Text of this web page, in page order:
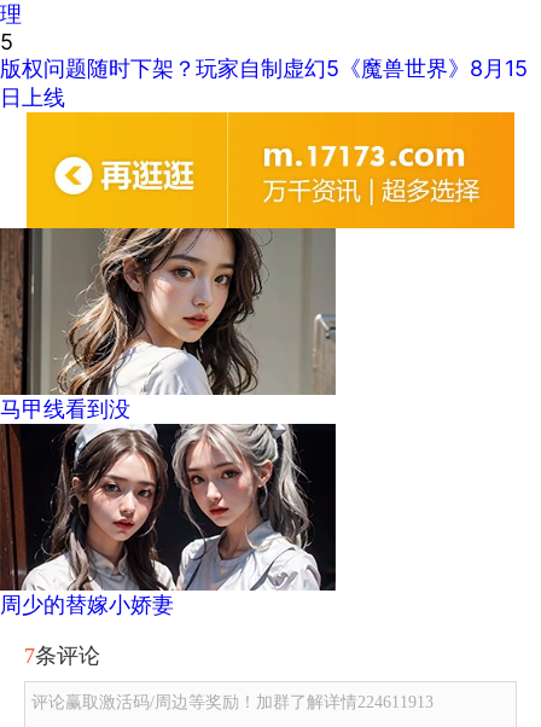
理
5
版权问题随时下架？玩家自制虚幻5《魔兽世界》8月15
日上线
马甲线看到没
周少的替嫁小娇妻
7条评论
评论赢取激活码/周边等奖励！加群了解详情224611913